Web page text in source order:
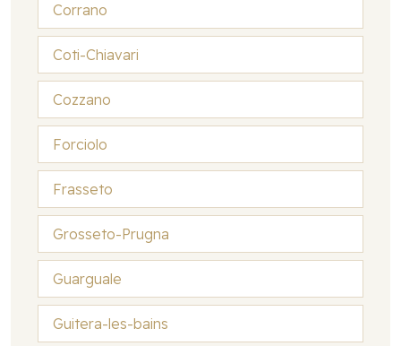
Corrano
Coti-Chiavari
Cozzano
Forciolo
Frasseto
Grosseto-Prugna
Guarguale
Guitera-les-bains